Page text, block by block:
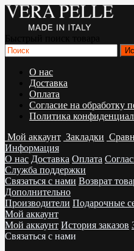
О нас
Доставка
Оплата
Согласие на обработку
Политика
Мой аккаунт Закладки
Информация
О нас Доставка Оплата
Служба поддержки
Связаться с нами Возврат
Дополнительно
Производители Подарочные
Мой аккаунт
Мой аккаунт История заказов
Связаться с нами